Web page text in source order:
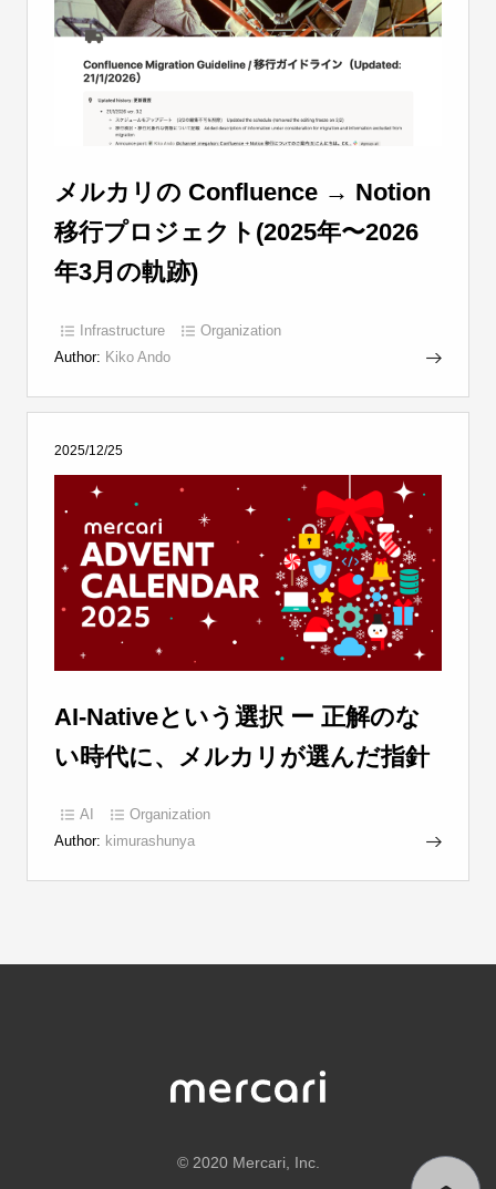
メルカリの Confluence → Notion
移行プロジェクト(2025年〜2026
年3月の軌跡)
Infrastructure
Organization
Author: Kiko Ando
2025/12/25
AI-Nativeという選択 ー 正解のな
い時代に、メルカリが選んだ指針
AI
Organization
Author: kimurashunya
© 2020 Mercari, Inc.